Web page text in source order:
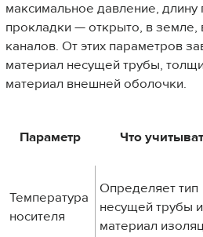
максимальное давление, длину
прокладки — открыто, в земле,
каналов. От этих параметров
материал несущей трубы,
материал внешней оболочки.
Параметр Что
Температура
носителя
Определяет тип
несущей трубы и
материал